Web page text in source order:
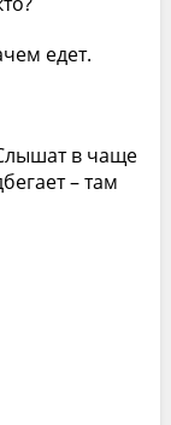
едет.
в чаще
– там